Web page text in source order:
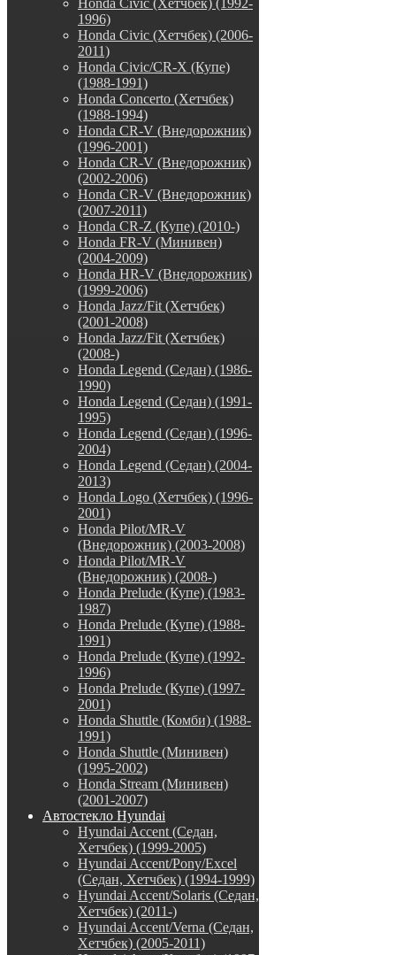
1996)
Honda Civic (Хетчбек) (2006-
2011)
Honda Civic/CR-X (Купе)
(1988-1991)
Honda Concerto (Хетчбек)
(1988-1994)
Honda CR-V (Внедорожник)
(1996-2001)
Honda CR-V (Внедорожник)
(2002-2006)
Honda CR-V (Внедорожник)
(2007-2011)
Honda CR-Z (Купе) (2010-)
Honda FR-V (Минивен)
(2004-2009)
Honda HR-V (Внедорожник)
(1999-2006)
Honda Jazz/Fit (Хетчбек)
(2001-2008)
Honda Jazz/Fit (Хетчбек)
(2008-)
Honda Legend (Седан) (1986-
1990)
Honda Legend (Седан) (1991-
1995)
Honda Legend (Седан) (1996-
2004)
Honda Legend (Седан) (2004-
2013)
Honda Logo (Хетчбек) (1996-
2001)
Honda Pilot/MR-V
(Внедорожник) (2003-2008)
Honda Pilot/MR-V
(Внедорожник) (2008-)
Honda Prelude (Купе) (1983-
1987)
Honda Prelude (Купе) (1988-
1991)
Honda Prelude (Купе) (1992-
1996)
Honda Prelude (Купе) (1997-
2001)
Honda Shuttle (Комби) (1988-
1991)
Honda Shuttle (Минивен)
(1995-2002)
Honda Stream (Минивен)
(2001-2007)
Автостекло Hyundai
Hyundai Accent (Седан,
Хетчбек) (1999-2005)
Hyundai Accent/Pony/Excel
(Седан, Хетчбек) (1994-1999)
Hyundai Accent/Solaris (Седан,
Хетчбек) (2011-)
Hyundai Accent/Verna (Седан,
Хетчбек) (2005-2011)